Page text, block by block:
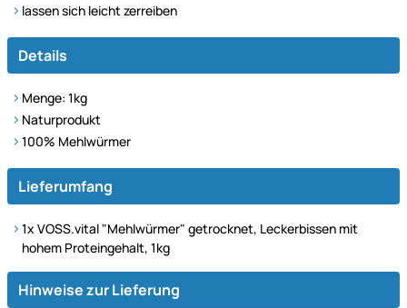
lassen sich leicht zerreiben
Details
Menge: 1kg
Naturprodukt
100% Mehlwürmer
Lieferumfang
1x VOSS.vital "Mehlwürmer" getrocknet, Leckerbissen mit
hohem Proteingehalt, 1kg
Hinweise zur Lieferung